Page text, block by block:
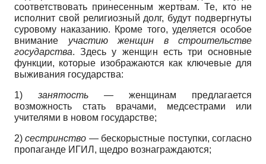
соответствовать принесенным жертвам. Те, кто не
исполнит свой религиозный долг, будут подвергнуты
суровому наказанию. Кроме того, уделяется особое
внимание участию женщин в строительстве
государства. Здесь у женщин есть три основные
функции, которые изображаются как ключевые для
выживания государства:
1) занятость — женщинам предлагается
возможность стать врачами, медсестрами или
учителями в новом государстве;
2)сестринство — бескорыстные поступки, согласно
пропаганде ИГИЛ, щедро вознаграждаются;